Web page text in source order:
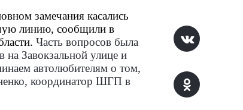
замечания касались
линию, сообщили в
Часть вопросов была
Завокзальной улице и
автолюбителям о том,
координатор ШГП в